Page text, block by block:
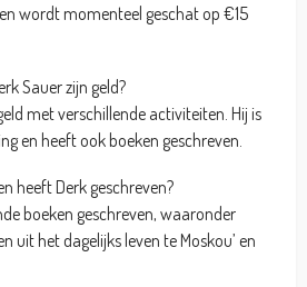
wordt momenteel geschat op €15
Sauer zijn geld?
met verschillende activiteiten. Hij is
en heeft ook boeken geschreven.
heeft Derk geschreven?
boeken geschreven, waaronder
uit het dagelijks leven te Moskou’ en